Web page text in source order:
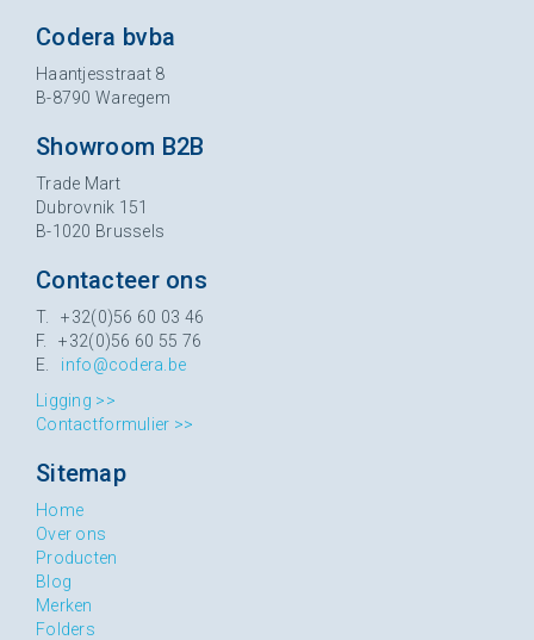
Codera bvba
Haantjesstraat 8
B-8790 Waregem
Showroom B2B
Trade Mart
Dubrovnik 151
B-1020 Brussels
Contacteer ons
T. +32(0)56 60 03 46
F. +32(0)56 60 55 76
E. info@codera.be
Ligging >>
Contactformulier >>
Sitemap
Home
Over ons
Producten
Blog
Merken
Folders